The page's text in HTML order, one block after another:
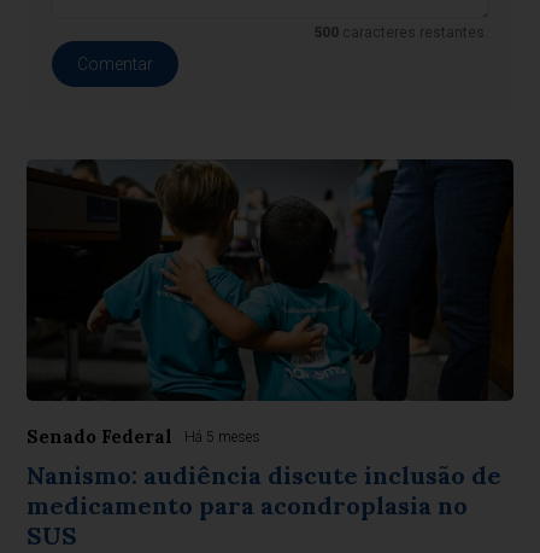
500 caracteres restantes.
Comentar
Senado Federal Há 5 meses
Nanismo: audiência discute inclusão de
medicamento para acondroplasia no
SUS